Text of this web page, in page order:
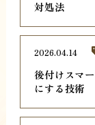
対処法
後付けスマ
にする技術
2026.04.14